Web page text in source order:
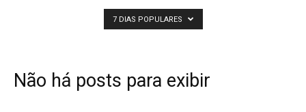
7 DIAS POPULARES
Não há posts para exibir